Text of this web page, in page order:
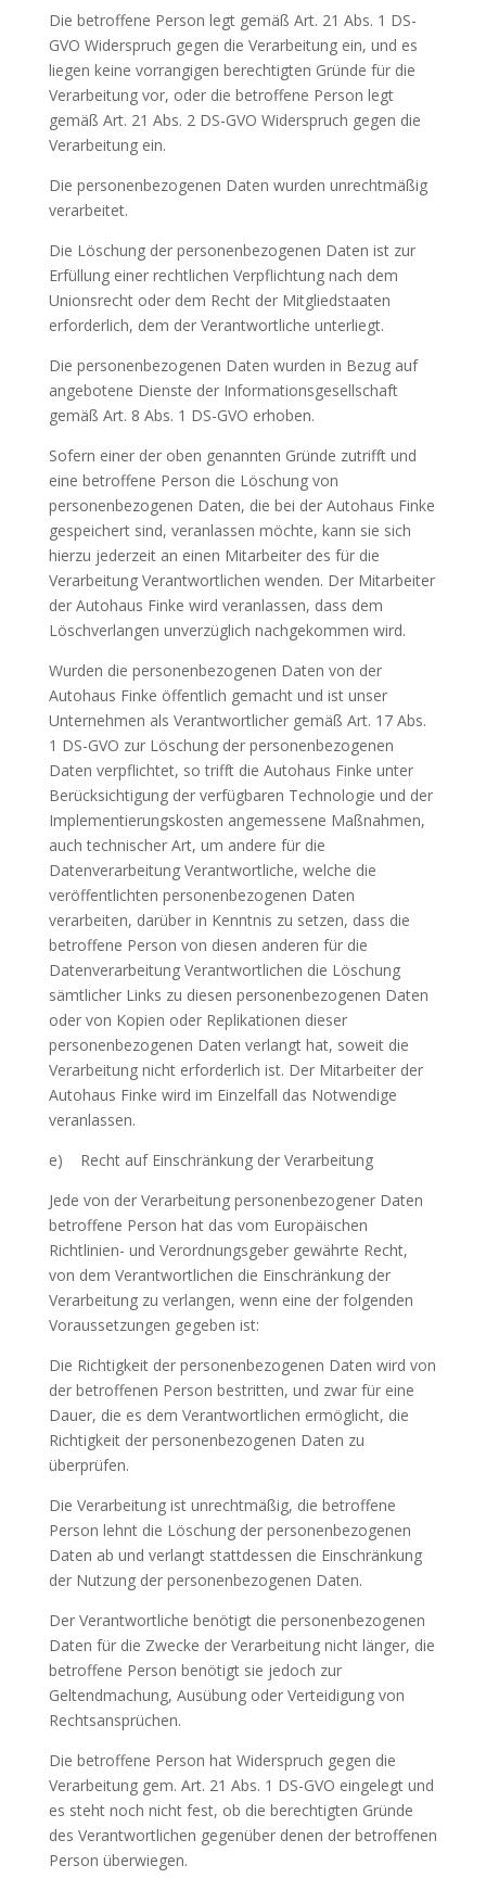
Die betroffene Person legt gemäß Art. 21 Abs. 1 DS-
GVO Widerspruch gegen die Verarbeitung ein, und es
liegen keine vorrangigen berechtigten Gründe für die
Verarbeitung vor, oder die betroffene Person legt
gemäß Art. 21 Abs. 2 DS-GVO Widerspruch gegen die
Verarbeitung ein.
Die personenbezogenen Daten wurden unrechtmäßig
verarbeitet.
Die Löschung der personenbezogenen Daten ist zur
Erfüllung einer rechtlichen Verpflichtung nach dem
Unionsrecht oder dem Recht der Mitgliedstaaten
erforderlich, dem der Verantwortliche unterliegt.
Die personenbezogenen Daten wurden in Bezug auf
angebotene Dienste der Informationsgesellschaft
gemäß Art. 8 Abs. 1 DS-GVO erhoben.
Sofern einer der oben genannten Gründe zutrifft und
eine betroffene Person die Löschung von
personenbezogenen Daten, die bei der Autohaus Finke
gespeichert sind, veranlassen möchte, kann sie sich
hierzu jederzeit an einen Mitarbeiter des für die
Verarbeitung Verantwortlichen wenden. Der Mitarbeiter
der Autohaus Finke wird veranlassen, dass dem
Löschverlangen unverzüglich nachgekommen wird.
Wurden die personenbezogenen Daten von der
Autohaus Finke öffentlich gemacht und ist unser
Unternehmen als Verantwortlicher gemäß Art. 17 Abs.
1 DS-GVO zur Löschung der personenbezogenen
Daten verpflichtet, so trifft die Autohaus Finke unter
Berücksichtigung der verfügbaren Technologie und der
Implementierungskosten angemessene Maßnahmen,
auch technischer Art, um andere für die
Datenverarbeitung Verantwortliche, welche die
veröffentlichten personenbezogenen Daten
verarbeiten, darüber in Kenntnis zu setzen, dass die
betroffene Person von diesen anderen für die
Datenverarbeitung Verantwortlichen die Löschung
sämtlicher Links zu diesen personenbezogenen Daten
oder von Kopien oder Replikationen dieser
personenbezogenen Daten verlangt hat, soweit die
Verarbeitung nicht erforderlich ist. Der Mitarbeiter der
Autohaus Finke wird im Einzelfall das Notwendige
veranlassen.
e) Recht auf Einschränkung der Verarbeitung
Jede von der Verarbeitung personenbezogener Daten
betroffene Person hat das vom Europäischen
Richtlinien- und Verordnungsgeber gewährte Recht,
von dem Verantwortlichen die Einschränkung der
Verarbeitung zu verlangen, wenn eine der folgenden
Voraussetzungen gegeben ist:
Die Richtigkeit der personenbezogenen Daten wird von
der betroffenen Person bestritten, und zwar für eine
Dauer, die es dem Verantwortlichen ermöglicht, die
Richtigkeit der personenbezogenen Daten zu
überprüfen.
Die Verarbeitung ist unrechtmäßig, die betroffene
Person lehnt die Löschung der personenbezogenen
Daten ab und verlangt stattdessen die Einschränkung
der Nutzung der personenbezogenen Daten.
Der Verantwortliche benötigt die personenbezogenen
Daten für die Zwecke der Verarbeitung nicht länger, die
betroffene Person benötigt sie jedoch zur
Geltendmachung, Ausübung oder Verteidigung von
Rechtsansprüchen.
Die betroffene Person hat Widerspruch gegen die
Verarbeitung gem. Art. 21 Abs. 1 DS-GVO eingelegt und
es steht noch nicht fest, ob die berechtigten Gründe
des Verantwortlichen gegenüber denen der betroffenen
Person überwiegen.